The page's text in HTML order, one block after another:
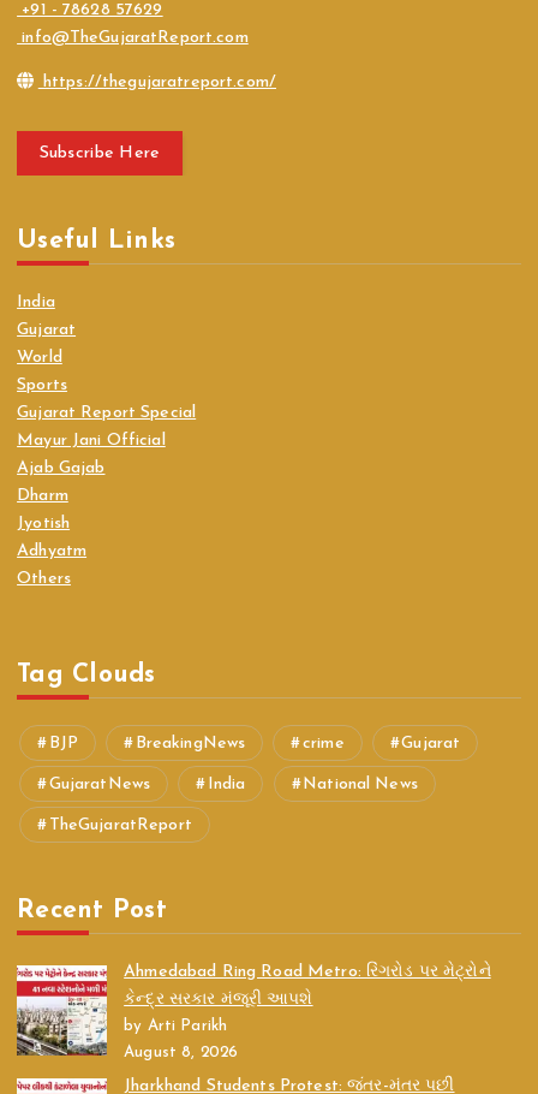
+91 - 78628 57629
info@TheGujaratReport.com
https://thegujaratreport.com/
Subscribe Here
Useful Links
India
Gujarat
World
Sports
Gujarat Report Special
Mayur Jani Official
Ajab Gajab
Dharm
Jyotish
Adhyatm
Others
Tag Clouds
BJP BreakingNews crime Gujarat
GujaratNews India National News
TheGujaratReport
Recent Post
Ahmedabad Ring Road Metro: રિંગરોડ પર મેટ્રોને
કેન્દ્ર સરકાર મંજૂરી આપશે
by Arti Parikh
August 8, 2026
Jharkhand Students Protest: જંતર-મંતર પછી